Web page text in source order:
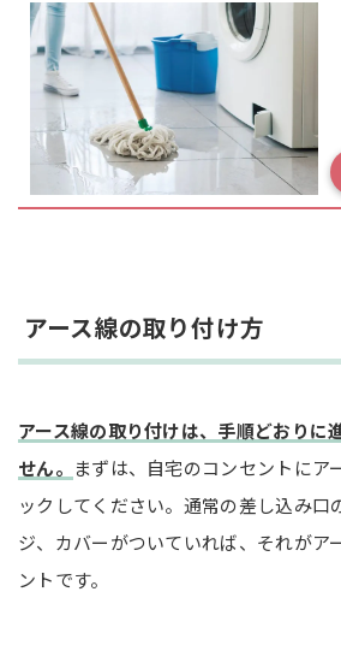
アース線の取り付け方
アース線の取り付けは、手順どおりに
せん。 まずは、自宅のコンセントにア
ックしてください。通常の差し込み口
ジ、カバーがついていれば、それがア
ントです。